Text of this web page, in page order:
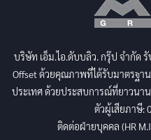
บริษัท เอ็ม.ไอ.ดับบลิว. กรุ๊ป จำกัด
Offset ด้วยคุณภาพที่ได้รับมาตรฐา
ประเทศ ด้วยประสบการณ์ที่ยาวนา
ตัวผู้เสียภาษี:
ติดต่อฝ่ายบุคคล (HR